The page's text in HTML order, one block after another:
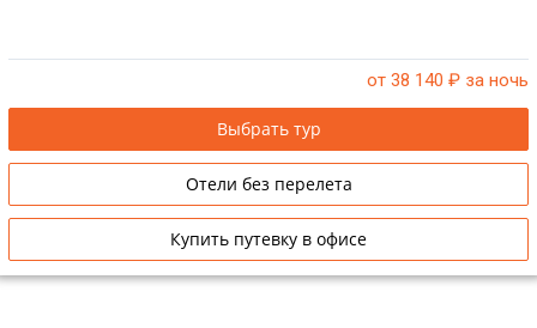
от 38 140 ₽ за ночь
Выбрать тур
Отели без перелета
Купить путевку в офисе